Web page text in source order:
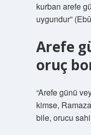
kurban arefe
uygundur”
Arefe
oruç
“Arefe günü
kimse,
bile, orucu